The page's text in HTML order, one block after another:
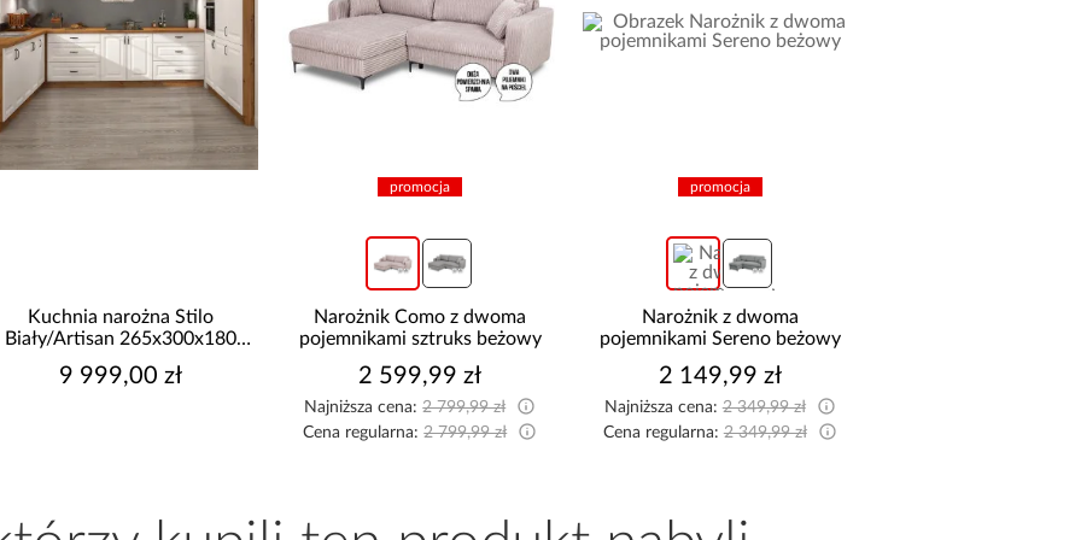
Kuchnia narożna Stilo
Biały/Artisan 265x300x180
9 999,00 zł
promocja
Narożnik Como z dwoma
pojemnikami sztruks beżowy
2 599,99 zł
Najniższa cena:2 799,99 zł
Cena regularna:2 799,99 zł
promocja
Narożnik z dwoma
pojemnikami Sereno beżowy
2 149,99 zł
Najniższa cena:2 349,99 zł
Cena regularna:2 349,99 zł